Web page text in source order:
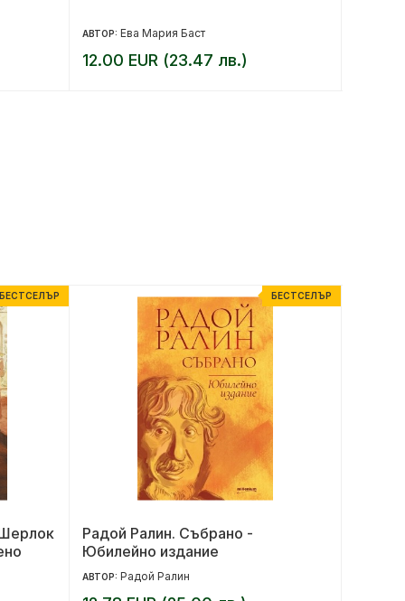
АВТОР: Ева Мария Баст
12.00 EUR (23.47 лв.)
БЕСТСЕЛЪР БЕСТСЕЛЪР
Радой Ралин. Събрано -
Юбилейно издание
АВТОР: Радой Ралин